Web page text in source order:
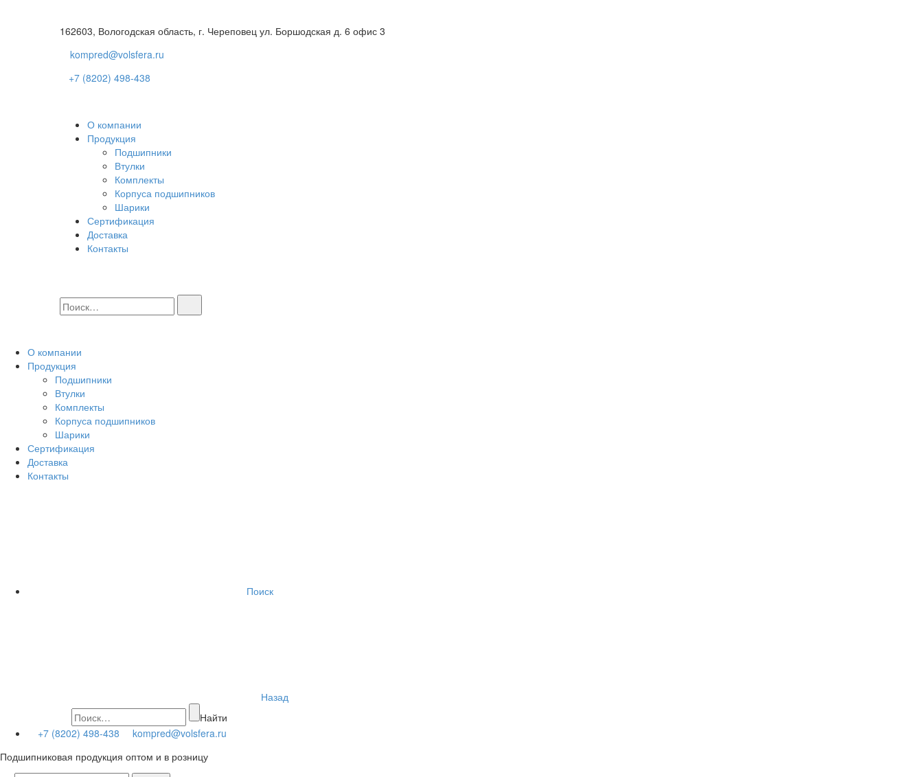
162603, Вологодская область, г. Череповец ул. Боршодская д. 6 офис 3
kompred@volsfera.ru
+7 (8202) 498-438
О компании
Продукция
Подшипники
Втулки
Комплекты
Корпуса подшипников
Шарики
Сертификация
Доставка
Контакты
О компании
Продукция
Подшипники
Втулки
Комплекты
Корпуса подшипников
Шарики
Сертификация
Доставка
Контакты
Поиск
Назад
Найти
+7 (8202) 498-438
kompred@volsfera.ru
Подшипниковая продукция оптом и в розницу